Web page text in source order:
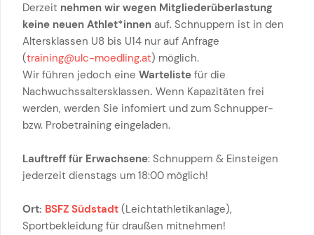
Derzeit nehmen wir wegen Mitgliederüberlastung
keine neuen Athlet*innen auf. Schnuppern ist in den
Altersklassen U8 bis U14 nur auf Anfrage
(training@ulc-moedling.at) möglich.
Wir führen jedoch eine Warteliste für die
Nachwuchssaltersklassen. Wenn Kapazitäten frei
werden, werden Sie infomiert und zum Schnupper-
bzw. Probetraining eingeladen.
Lauftreff für Erwachsene: Schnuppern & Einsteigen
jederzeit dienstags um 18:00 möglich!
Ort: BSFZ Südstadt (Leichtathletikanlage),
Sportbekleidung für draußen mitnehmen!